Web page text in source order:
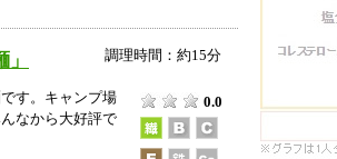
調理時間：約15分
す。キャンプ場
なから大好評で
0.0